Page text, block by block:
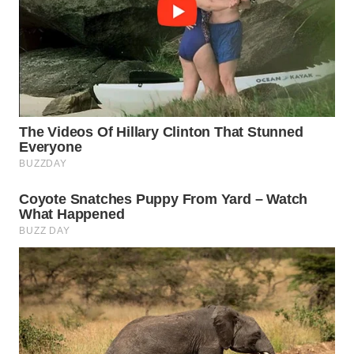
WN
PRIANGAN
TIMUR
WN
SEMARANG
WN
SOLO
WN
BOROBUDUR
WN
MADURA
WN
SURABAYA